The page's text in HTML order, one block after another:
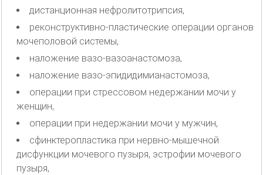
дистанционная нефролитотрипсия,
реконструктивно-пластические операции органов
мочеполовой системы,
наложение вазо-вазоанастомоза,
наложение вазо-эпидидимианастомоза,
операции при стрессовом недержании мочи у
женщин,
операции при недержании мочи у мужчин,
сфинктеропластика при нервно-мышечной
дисфункции мочевого пузыря, эстрофии мочевого
пузыря,